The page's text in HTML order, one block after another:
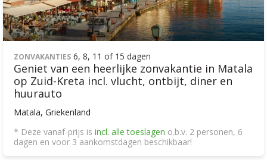
ZONVAKANTIES 6, 8, 11 of 15 dagen
Geniet van een heerlijke zonvakantie in Matala
op Zuid-Kreta incl. vlucht, ontbijt, diner en
huurauto
Matala, Griekenland
* Deze vanaf-prijs is incl. alle toeslagen o.b.v. 2 personen, 6
dagen en voor 3 aankomstdagen beschikbaar!